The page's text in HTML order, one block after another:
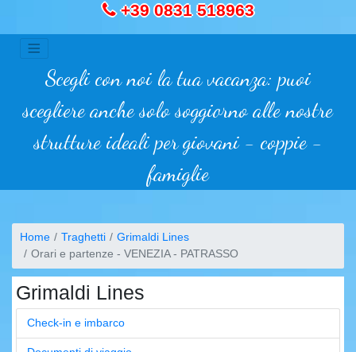
+39 0831 518963
Scegli con noi la tua vacanza: puoi
scegliere anche solo soggiorno alle nostre
strutture ideali per giovani - coppie -
famiglie
Home Traghetti
Grimaldi Lines
Orari e partenze - VENEZIA - PATRASSO
Grimaldi Lines
Check-in e imbarco